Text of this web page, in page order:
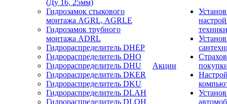
(Ду 16, 25мм)
Гидрозамок стыкового
монтажа AGRL, AGRLE
Гидрозамок трубного
монтажа ADRL
Гидрораспределитель DHEP
Гидрораспределитель DHO
Гидрораспределитель DHU
Гидрораспределитель DKER
Гидрораспределитель DKU
Гидрораспределитель DLAH
Гидрораспределитель DLOH
Акции
техники